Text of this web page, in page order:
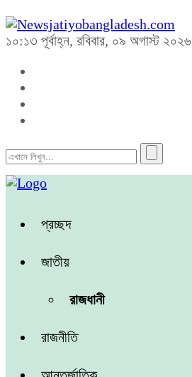
১০:১৩ পূর্বাহ্ন, রবিবার, ০৯ অগাস্ট ২০২৬
প্রচ্ছদ
জাতীয়
রাজধানী
রাজনীতি